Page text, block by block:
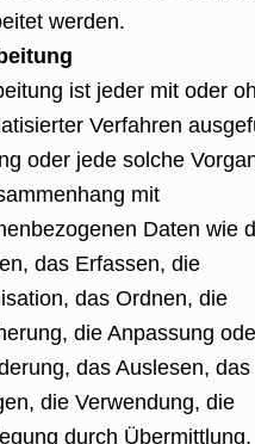
werden.
ist jeder mit oder
Verfahren
oder jede solche
mit
Daten wie
das Erfassen, die
das Ordnen, die
die Anpassung
das Auslesen, das
die Verwendung, die
durch Übermittlung,